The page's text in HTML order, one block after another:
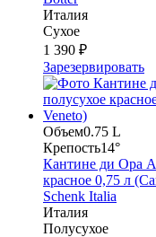
Италия
Сухое
1 390 ₽
Зарезервировать
Объем0.75 L
Крепость14°
Кантине ди Ора
красное 0,75 л
Schenk Italia
Италия
Полусухое